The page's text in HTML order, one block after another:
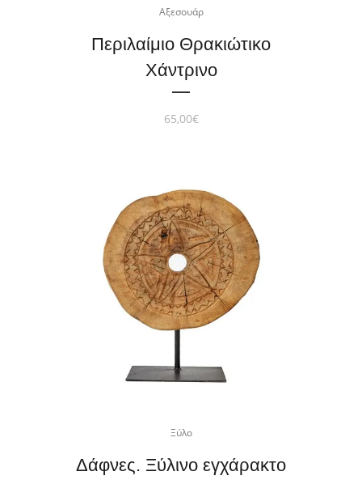
Αξεσουάρ
Περιλαίμιο Θρακιώτικο
Χάντρινο
65,00€
Ξύλο
Δάφνες. Ξύλινο εγχάρακτο